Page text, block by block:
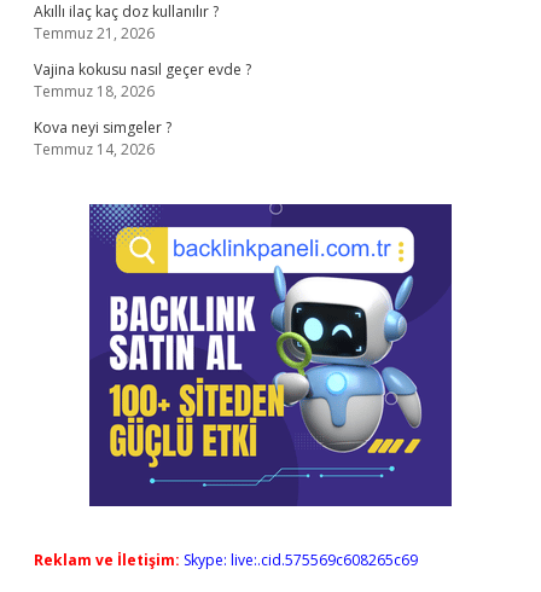
Akıllı ilaç kaç doz kullanılır ?
Temmuz 21, 2026
Vajina kokusu nasıl geçer evde ?
Temmuz 18, 2026
Kova neyi simgeler ?
Temmuz 14, 2026
Reklam ve İletişim: Skype: live:.cid.575569c608265c69